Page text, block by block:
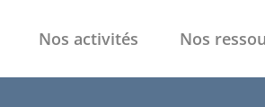
Nos activités Nos